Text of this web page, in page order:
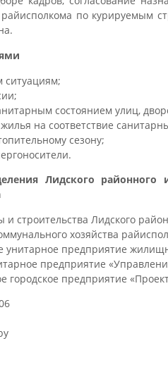
по курируемым
состоянием улиц,
на соответствие
сезону;
Лидского
и строительства Лидского
хозяйства
унитарное предприятие
предприятие
городское предприятие